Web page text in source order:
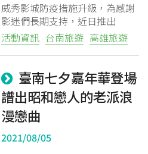
威秀影城防疫措施升級，為感謝
影迷們長期支持，近日推出
iShow會員大升級，免申辦費、
線上訂票贈點數、會員分級獨享
禮遇及儲值消費專屬優惠，多重
好康回饋會員。
活動資訊 台南旅遊 高雄旅遊
臺南七夕嘉年華登場
譜出昭和戀人的老派浪
漫戀曲
2021/08/05